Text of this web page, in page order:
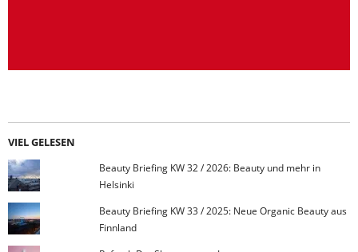
VIEL GELESEN
Beauty Briefing KW 32 / 2026: Beauty und mehr in
Helsinki
Beauty Briefing KW 33 / 2025: Neue Organic Beauty aus
Finnland